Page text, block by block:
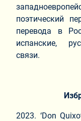
поэтический
перевода в
испанские,
связи.
2023. ‘Don